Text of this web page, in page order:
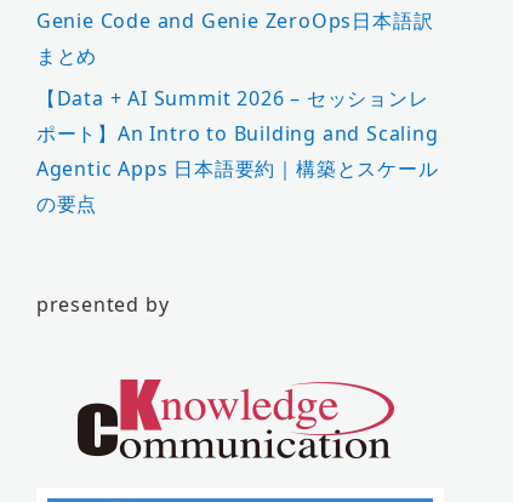
Genie Code and Genie ZeroOps日本語訳
まとめ
【Data + AI Summit 2026 – セッションレ
ポート】An Intro to Building and Scaling
Agentic Apps 日本語要約｜構築とスケール
の要点
presented by